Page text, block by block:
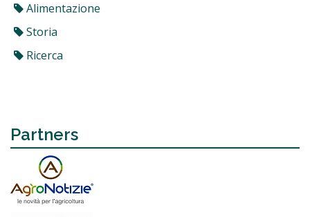
Alimentazione
Storia
Ricerca
Partners